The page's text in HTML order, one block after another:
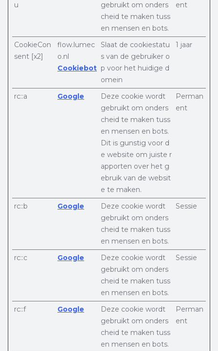
u
gebruikt om onders
cheid te maken tuss
en mensen en bots.
ent
CookieCon
sent [x2]
flow.lumec
o.nl
Cookiebot
Slaat de cookiestatu
s van de gebruiker o
p voor het huidige d
omein
1 jaar
rc::a Google
Deze cookie wordt
gebruikt om onders
cheid te maken tuss
en mensen en bots.
Dit is gunstig voor d
e website om juiste r
apporten over het g
ebruik van de websit
e te maken.
Perman
ent
rc::b Google
Deze cookie wordt
gebruikt om onders
cheid te maken tuss
en mensen en bots.
Sessie
rc::c Google
Deze cookie wordt
gebruikt om onders
cheid te maken tuss
en mensen en bots.
Sessie
rc::f Google
Deze cookie wordt
gebruikt om onders
cheid te maken tuss
en mensen en bots.
Perman
ent